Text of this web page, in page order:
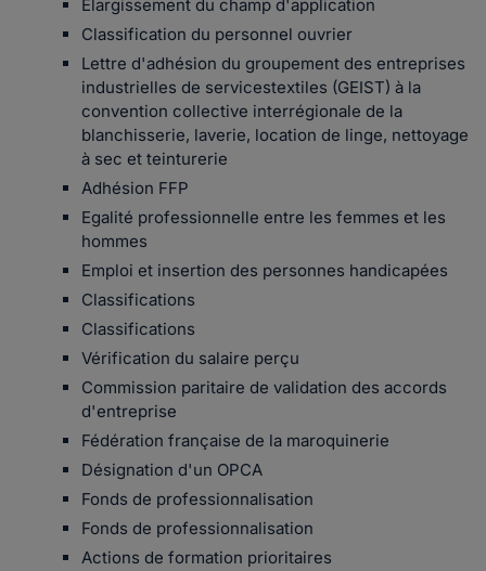
Elargissement du champ d'application
Classification du personnel ouvrier
Lettre d'adhésion du groupement des entreprises
industrielles de servicestextiles (GEIST) à la
convention collective interrégionale de la
blanchisserie, laverie, location de linge, nettoyage
à sec et teinturerie
Adhésion FFP
Egalité professionnelle entre les femmes et les
hommes
Emploi et insertion des personnes handicapées
Classifications
Classifications
Vérification du salaire perçu
Commission paritaire de validation des accords
d'entreprise
Fédération française de la maroquinerie
Désignation d'un OPCA
Fonds de professionnalisation
Fonds de professionnalisation
Actions de formation prioritaires